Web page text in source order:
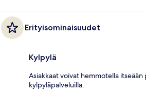
Erityisominaisuudet
Kylpylä
Asiakkaat voivat hemmotella itseään
kylpyläpalveluilla.